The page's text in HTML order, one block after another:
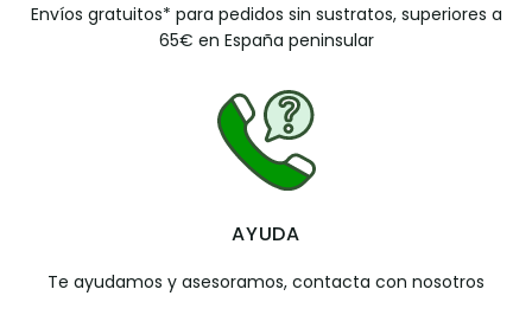
Envíos gratuitos* para pedidos sin sustratos, superiores a
65€ en España peninsular
AYUDA
Te ayudamos y asesoramos, contacta con nosotros